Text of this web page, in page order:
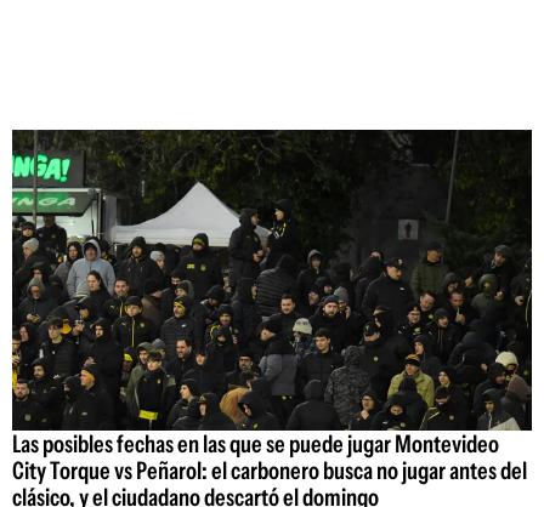
Las posibles fechas en las que se puede jugar Montevideo
City Torque vs Peñarol: el carbonero busca no jugar antes del
clásico, y el ciudadano descartó el domingo